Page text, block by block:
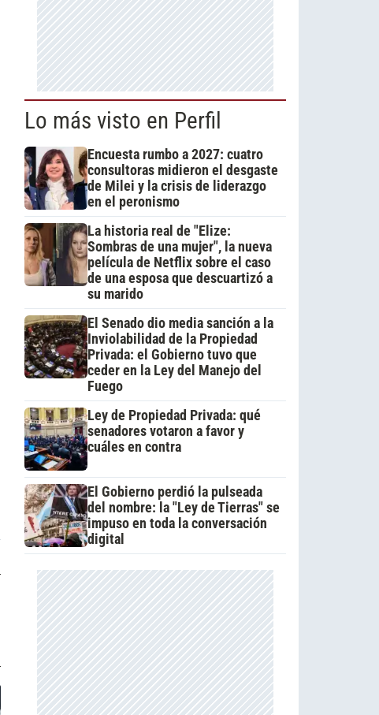
Lo más visto en Perfil
Encuesta rumbo a 2027: cuatro
consultoras midieron el desgaste
de Milei y la crisis de liderazgo
en el peronismo
La historia real de "Elize:
Sombras de una mujer", la nueva
película de Netflix sobre el caso
de una esposa que descuartizó a
su marido
El Senado dio media sanción a la
Inviolabilidad de la Propiedad
Privada: el Gobierno tuvo que
ceder en la Ley del Manejo del
Fuego
Ley de Propiedad Privada: qué
senadores votaron a favor y
cuáles en contra
El Gobierno perdió la pulseada
del nombre: la "Ley de Tierras" se
impuso en toda la conversación
digital